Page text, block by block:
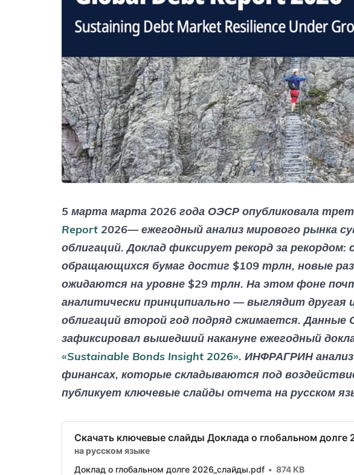
5 марта марта 2026 года ОЭСР опубликовала
Report 2026— ежегодный анализ мирового рынка
облигаций. Доклад фиксирует рекорд за рекордом:
обращающихся бумаг достиг $109 трлн, новые
ожидаются на уровне $29 трлн. На этом фоне
аналитически принципиально — выглядит
облигаций второй год подряд сжимается.
зафиксировал вышедший накануне ежегодный
«Sustainable Bonds Insight 2026». ИНФРАГРИН
финансах, которые складываются под
публикует ключевые слайды отчета на русском
Скачать ключевые слайды Доклада о глобальном долге
на русском языке
Доклад о глобальном долге 2026_слайды.pdf
874 KB